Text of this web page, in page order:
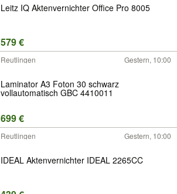
Leitz IQ Aktenvernichter Office Pro 8005
579 €
Reutlingen Gestern, 10:00
Laminator A3 Foton 30 schwarz
vollautomatisch GBC 4410011
699 €
Reutlingen Gestern, 10:00
IDEAL Aktenvernichter IDEAL 2265CC